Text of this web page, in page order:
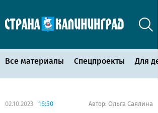
Все материалы Спецпроекты Для
02.10.2023 16:50 Автор: Ольга Саялина